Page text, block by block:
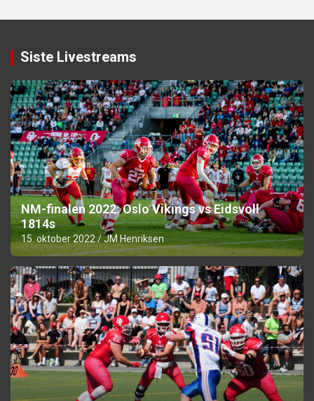
Siste Livestreams
NM-finalen 2022: Oslo Vikings vs Eidsvoll
1814s
15. oktober 2022 JM Henriksen